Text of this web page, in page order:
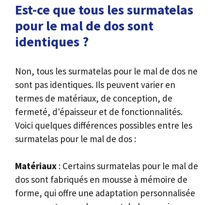
Est-ce que tous les surmatelas
pour le mal de dos sont
identiques ?
Non, tous les surmatelas pour le mal de dos ne
sont pas identiques. Ils peuvent varier en
termes de matériaux, de conception, de
fermeté, d'épaisseur et de fonctionnalités.
Voici quelques différences possibles entre les
surmatelas pour le mal de dos :
Matériaux : Certains surmatelas pour le mal de
dos sont fabriqués en mousse à mémoire de
forme, qui offre une adaptation personnalisée